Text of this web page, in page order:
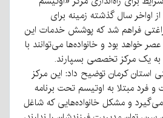
اواخر سال گذشته زمینه برای
فراغتی فراهم شد که پوشش خدمات این
مرکز، از صبح تا ساعت ۶ عصر خواهد بود و خانواده‌ها می‌توانند با
به یک مرکز تخصصی بسپارند.
استان کرمان توضیح داد: این مرکز
فرد مبتلا به اوتیسم تحت برنامه
و مشکل خانواده‌هایی که شاغل